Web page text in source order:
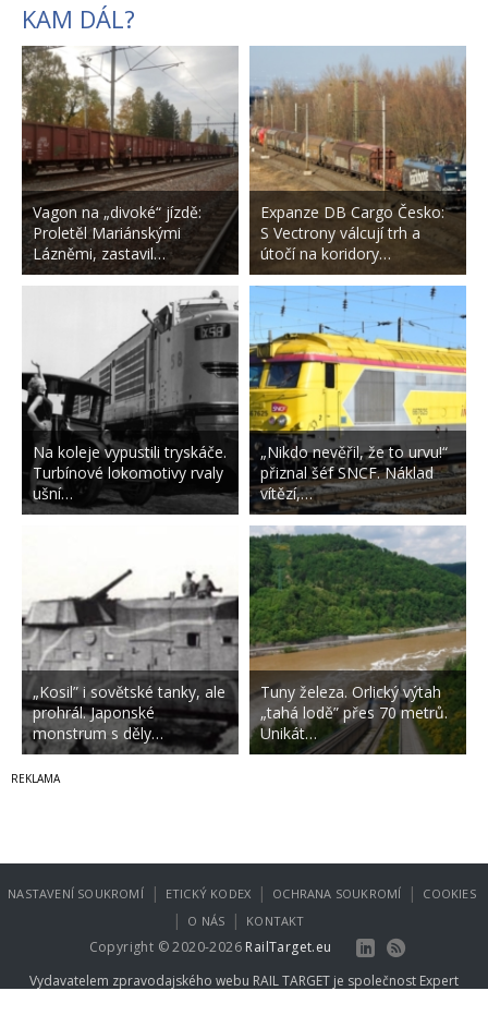
KAM DÁL?
Vagon na „divoké“ jízdě:
Proletěl Mariánskými
Lázněmi, zastavil…
Na koleje vypustili tryskáče.
Turbínové lokomotivy rvaly
ušní…
„Kosil” i sovětské tanky, ale
prohrál. Japonské
monstrum s děly…
Expanze DB Cargo Česko:
S Vectrony válcují trh a
útočí na koridory…
„Nikdo nevěřil, že to urvu!“
přiznal šéf SNCF. Náklad
vítězí,…
Tuny železa. Orlický výtah
„tahá lodě” přes 70 metrů.
Unikát…
NASTAVENÍ SOUKROMÍ | ETICKÝ KODEX | OCHRANA SOUKROMÍ | COOKIES
| O NÁS | KONTAKT
Copyright © 2020-2026 RailTarget.eu
Vydavatelem zpravodajského webu RAIL TARGET je společnost Expert